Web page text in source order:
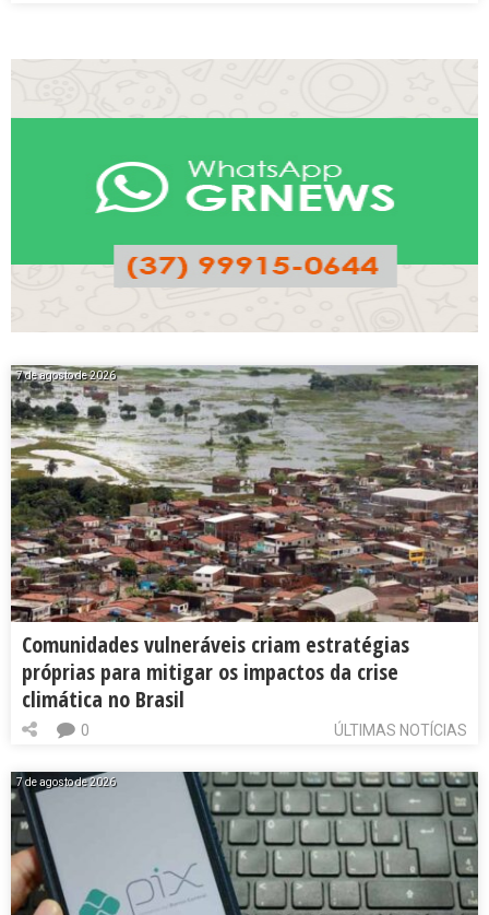
7 de agosto de 2026
Comunidades vulneráveis criam estratégias
próprias para mitigar os impactos da crise
climática no Brasil
ÚLTIMAS NOTÍCIAS
0
7 de agosto de 2026